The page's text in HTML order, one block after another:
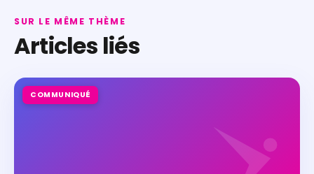
SUR LE MÊME THÈME
Articles liés
COMMUNIQUÉ